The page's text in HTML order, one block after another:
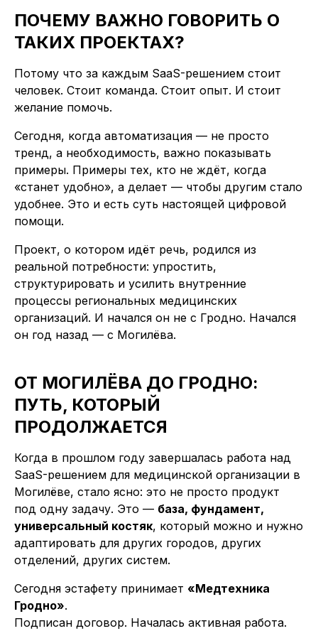
ПОЧЕМУ ВАЖНО ГОВОРИТЬ О
ТАКИХ ПРОЕКТАХ?
Потому что за каждым SaaS-решением стоит
человек. Стоит команда. Стоит опыт. И стоит
желание помочь.
Сегодня, когда автоматизация — не просто
тренд, а необходимость, важно показывать
примеры. Примеры тех, кто не ждёт, когда
«станет удобно», а делает — чтобы другим стало
удобнее. Это и есть суть настоящей цифровой
помощи.
Проект, о котором идёт речь, родился из
реальной потребности: упростить,
структурировать и усилить внутренние
процессы региональных медицинских
организаций. И начался он не с Гродно. Начался
он год назад — с Могилёва.
ОТ МОГИЛЁВА ДО ГРОДНО:
ПУТЬ, КОТОРЫЙ
ПРОДОЛЖАЕТСЯ
Когда в прошлом году завершалась работа над
SaaS-решением для медицинской организации в
Могилёве, стало ясно: это не просто продукт
под одну задачу. Это — база, фундамент,
универсальный костяк, который можно и нужно
адаптировать для других городов, других
отделений, других систем.
Сегодня эстафету принимает «Медтехника
Гродно».
Подписан договор. Началась активная работа.